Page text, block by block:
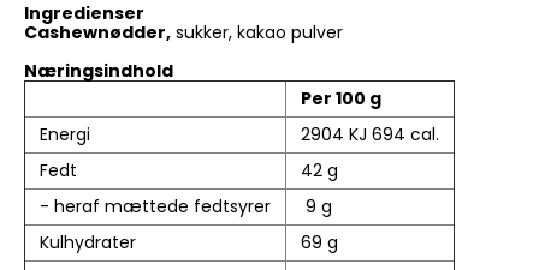
Ingredienser
Cashewnødder, sukker, kakao pulver
Næringsindhold
Per 100 g
Energi
2904 KJ 694 cal.
Fedt
42 g
- heraf mættede fedtsyrer
9 g
Kulhydrater
69 g